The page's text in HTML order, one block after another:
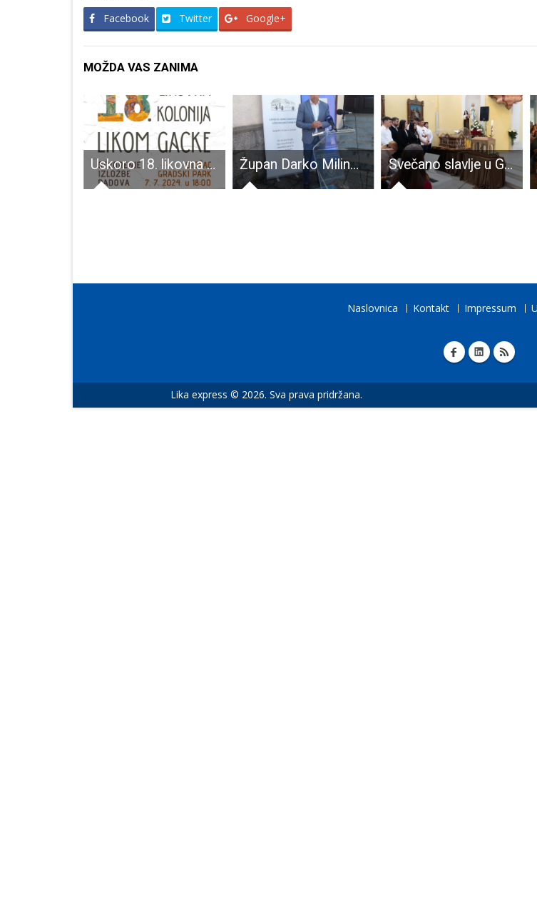
Facebook Twitter Google+
MOŽDA VAS ZANIMA
Uskoro 18. likovna kolonija LIKOM GACKE Župan Darko Milinović teže ozlijeđen u padu s motora na Grobniku Svečano slavlje u Gospiću povodom dolaska relikvija svete Male Terezije
Naslovnica Kontakt Impressum
Lika express © 2026. Sva prava pridržana.